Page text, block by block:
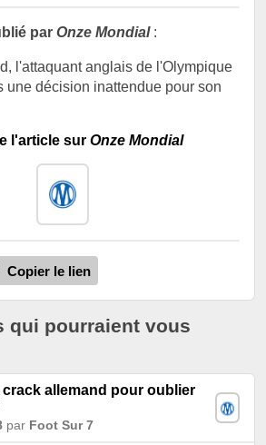
par Onze Mondial:
l'attaquant anglais de l'Olympique
une décision inattendue pour son
l'article sur Onze Mondial
Copier le lien
qui pourraient vous
crack allemand pour oublier
par Foot Sur 7